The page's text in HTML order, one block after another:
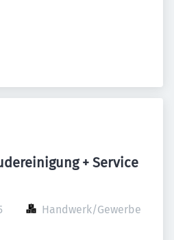
+ Service
Handwerk/Gewerbe